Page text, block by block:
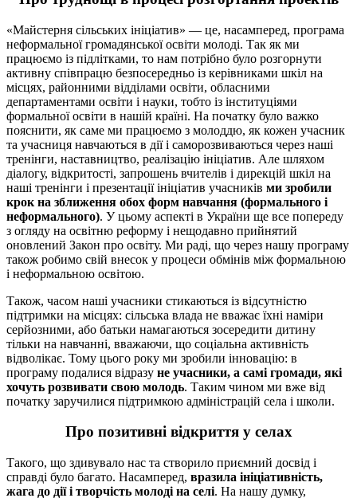
«Майстерня сільських ініціатив» — це, насамперед, програма
неформальної громадянської освіти молоді. Так як ми
працюємо із підлітками, то нам потрібно було розгорнути
активну співпрацю безпосередньо із керівниками шкіл на
місцях, районними відділами освіти, обласними
департаментами освіти і науки, тобто із інституціями
формальної освіти в нашій країні. На початку було важко
пояснити, як саме ми працюємо з молоддю, як кожен учасник
та учасниця навчаються в дії і саморозвиваються через наші
тренінги, наставництво, реалізацію ініціатив. Але шляхом
діалогу, відкритості, запрошень вчителів і дирекцій шкіл на
наші тренінги і презентації ініціатив учасників ми зробили
крок на зближення обох форм навчання (формального і
неформального). У цьому аспекті в України ще все попереду
з огляду на освітню реформу і нещодавно прийнятий
оновлений Закон про освіту. Ми раді, що через нашу програму
також робимо свій внесок у процеси обмінів між формальною
і неформальною освітою.
Також, часом наші учасники стикаються із відсутністю
підтримки на місцях: сільська влада не вважає їхні наміри
серйозними, або батьки намагаються зосередити дитину
тільки на навчанні, вважаючи, що соціальна активність
відволікає. Тому цього року ми зробили інновацію: в
програму подалися відразу не учасники, а самі громади, які
хочуть розвивати свою молодь. Таким чином ми вже від
початку заручилися підтримкою адміністрацій села і школи.
Про позитивні відкриття у селах
Такого, що здивувало нас та створило приємний досвід і
справді було багато. Насамперед, вразила ініціативність,
жага до дії і творчість молоді на селі. На нашу думку,